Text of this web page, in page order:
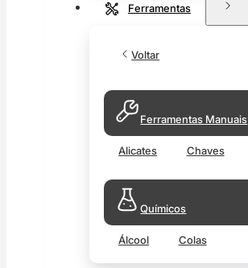
Ferramentas
Voltar
Ferramentas Manuais
Alicates Chaves
Químicos
Álcool Colas